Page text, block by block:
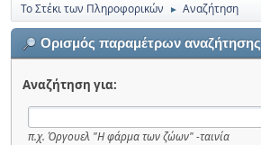
Το Στέκι των Πληροφορικών ► Αναζήτηση
Ορισμός παραμέτρων αναζήτησης
Αναζήτηση για:
π.χ. Όργουελ "Η φάρμα των ζώων" -ταινία